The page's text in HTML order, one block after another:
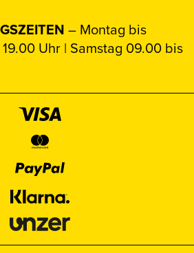
– Montag bis
Uhr | Samstag 09.00 bis